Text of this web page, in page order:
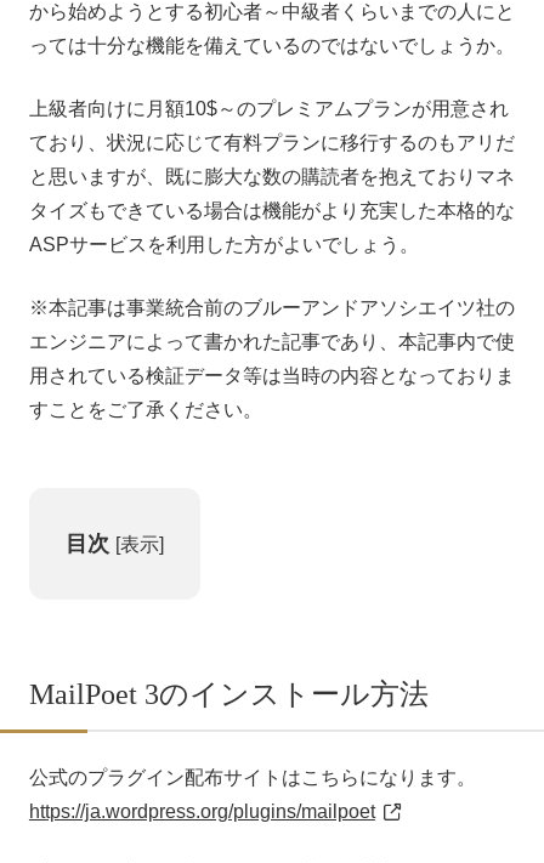
ブログ
から始めようとする初心者～中級者くらいまでの人にと
っては十分な機能を備えているのではないでしょうか。
上級者向けに月額10$～のプレミアムプランが用意され
ており、状況に応じて有料プランに移行するのもアリだ
と思いますが、既に膨大な数の購読者を抱えておりマネ
タイズもできている場合は機能がより充実した本格的な
ASPサービスを利用した方がよいでしょう。
※本記事は事業統合前のブルーアンドアソシエイツ社の
エンジニアによって書かれた記事であり、本記事内で使
用されている検証データ等は当時の内容となっておりま
すことをご了承ください。
目次 [表示]
MailPoet 3のインストール方法
公式のプラグイン配布サイトはこちらになります。
https://ja.wordpress.org/plugins/mailpoet